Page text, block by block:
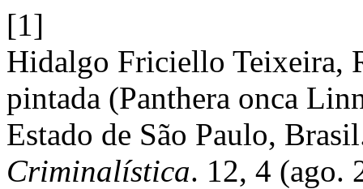
[1]
Hidalgo Friciello Teixeira,
pintada (Panthera onca
Estado de São Paulo,
Criminalística. 12, 4 (ago.